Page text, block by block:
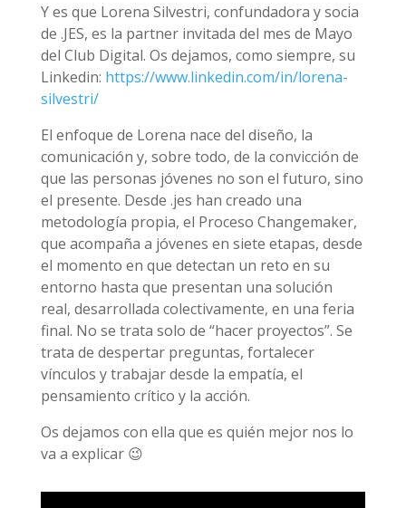
Y es que Lorena Silvestri, confundadora y socia
de .JES, es la partner invitada del mes de Mayo
del Club Digital. Os dejamos, como siempre, su
Linkedin: https://www.linkedin.com/in/lorena-
silvestri/
El enfoque de Lorena nace del diseño, la
comunicación y, sobre todo, de la convicción de
que las personas jóvenes no son el futuro, sino
el presente. Desde .jes han creado una
metodología propia, el Proceso Changemaker,
que acompaña a jóvenes en siete etapas, desde
el momento en que detectan un reto en su
entorno hasta que presentan una solución
real, desarrollada colectivamente, en una feria
final. No se trata solo de “hacer proyectos”. Se
trata de despertar preguntas, fortalecer
vínculos y trabajar desde la empatía, el
pensamiento crítico y la acción.
Os dejamos con ella que es quién mejor nos lo
va a explicar 😉